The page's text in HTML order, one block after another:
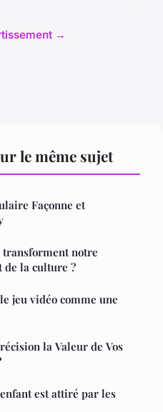
→
le même sujet
Façonne et
notre
de la culture ?
jeu vidéo comme une
la Valeur de Vos
est attiré par les